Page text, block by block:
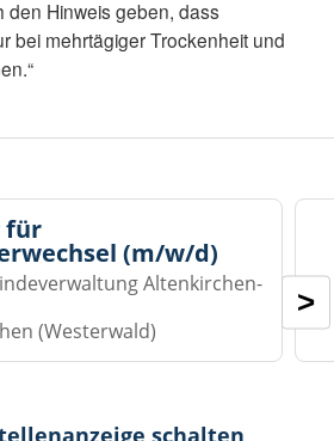
den Hinweis geben, dass
bei mehrtägiger Trockenheit und
für
(m/w/d)
Altenkirchen-
(Westerwald)
>